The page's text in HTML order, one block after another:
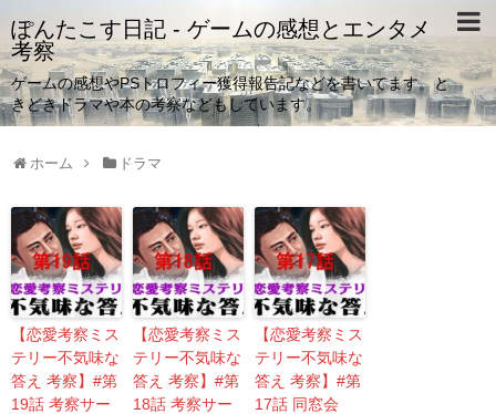
ぽんたこす日記 - ゲームの感想とエンタメ
考察
ゲームの感想やPSトロフィー獲得報告記などを書いてます。と
きどきドラマや本の考察などもしています。
ホーム ドラマ
【恋愛考察ミス
テリー不気味な
答え 考察】#第
19話 考察サー
【恋愛考察ミス
テリー不気味な
答え 考察】#第
18話 考察サー
【恋愛考察ミス
テリー不気味な
答え 考察】#第
17話 同窓会